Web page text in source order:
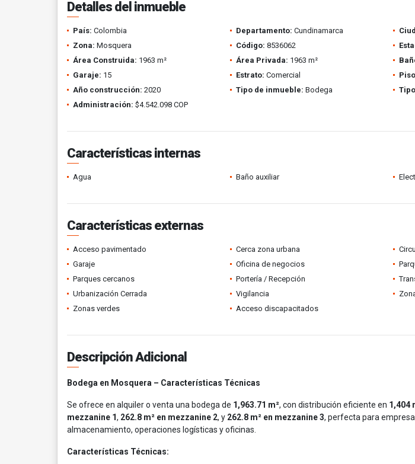
Detalles del inmueble
País: Colombia Departamento: Cundinamarca
Zona: Mosquera Código: 8536062
Área Construida: 1963 m² Área Privada: 1963 m²
Garaje: 15 Estrato: Comercial
Año construcción: 2020 Tipo de inmueble: Bodega
Administración: $4.542.098 COP
Características internas
Agua Baño auxiliar
Características externas
Acceso pavimentado Cerca zona urbana
Garaje
Oficina de negocios
Parques cercanos
Portería / Recepción
Urbanización Cerrada
Vigilancia
Zonas verdes
Acceso discapacitados
Descripción Adicional
Bodega en Mosquera – Características Técnicas
Se ofrece en alquiler o venta una bodega de 1,963.71 m², con distribución eficiente en 1,404
mezzanine 1, 262.8 m² en mezzanine 2, y 262.8 m² en mezzanine 3, perfecta para
almacenamiento, operaciones logísticas y oficinas.
Características Técnicas: